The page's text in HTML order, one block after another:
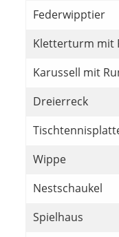
Federwipptier
Kletterturm mit
Karussell mit
Dreierreck
Wippe
Nestschaukel
Spielhaus